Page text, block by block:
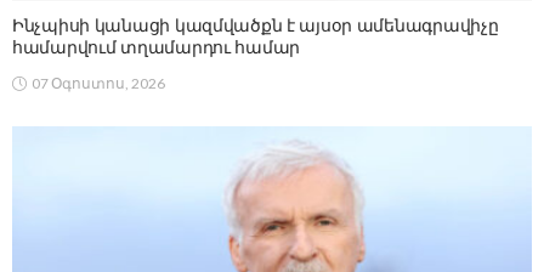
Ինչպիսի կանացի կազմվածքն է այսօր ամենագրավիչը
համարվում տղամարդու համար
07 Օգոստոս, 2026